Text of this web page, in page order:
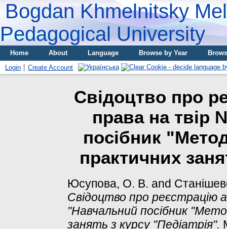
Bogdan Khmelnitsky
Pedagogical University
Home About Language Browse by Year
Login
Create Account
Свідоцтво про
права на твір
посібник
практичних
Юсупова, О. В. and
Свідоцтво про реєстрацію
"Навчальний посібник
занять з курсу "Педіатрія".